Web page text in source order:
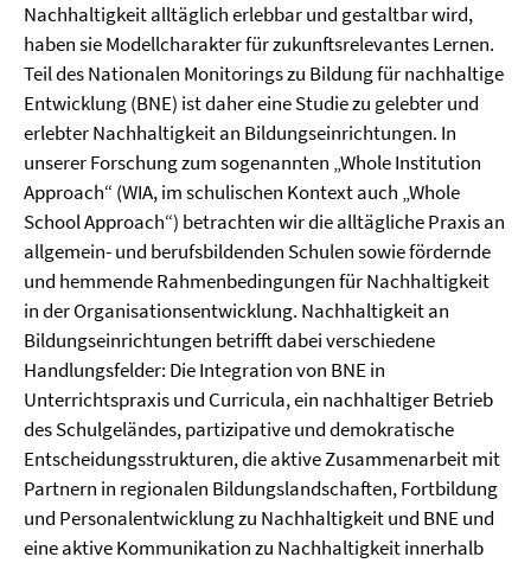
Nachhaltigkeit alltäglich erlebbar und gestaltbar wird,
haben sie Modellcharakter für zukunftsrelevantes Lernen.
Teil des Nationalen Monitorings zu Bildung für nachhaltige
Entwicklung (BNE) ist daher eine Studie zu gelebter und
erlebter Nachhaltigkeit an Bildungseinrichtungen. In
unserer Forschung zum sogenannten „Whole Institution
Approach“ (WIA, im schulischen Kontext auch „Whole
School Approach“) betrachten wir die alltägliche Praxis an
allgemein- und berufsbildenden Schulen sowie fördernde
und hemmende Rahmenbedingungen für Nachhaltigkeit
in der Organisationsentwicklung. Nachhaltigkeit an
Bildungseinrichtungen betrifft dabei verschiedene
Handlungsfelder: Die Integration von BNE in
Unterrichtspraxis und Curricula, ein nachhaltiger Betrieb
des Schulgeländes, partizipative und demokratische
Entscheidungsstrukturen, die aktive Zusammenarbeit mit
Partnern in regionalen Bildungslandschaften, Fortbildung
und Personalentwicklung zu Nachhaltigkeit und BNE und
eine aktive Kommunikation zu Nachhaltigkeit innerhalb